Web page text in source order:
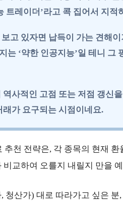
트레이더’라고 콕 집어서 지
고 있자면 납득이 가는 견해
는 ‘약한 인공지능’일 테니 그
사적인 고점 또는 저점 갱신
가 요구되는 시점이네요.
추천 전략은, 각 종목의 현재
교하여 오를지 내릴지 만을
청산가) 대로 따라가고 싶은